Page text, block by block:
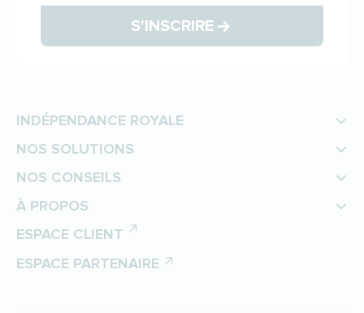
S'INSCRIRE
INDÉPENDANCE ROYALE
NOS SOLUTIONS
NOS CONSEILS
À PROPOS
ESPACE CLIENT
ESPACE PARTENAIRE